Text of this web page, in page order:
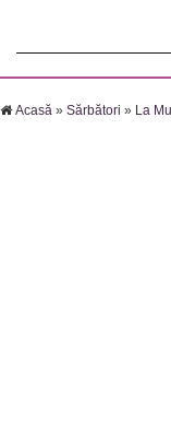
Acasă » Sărbători » La